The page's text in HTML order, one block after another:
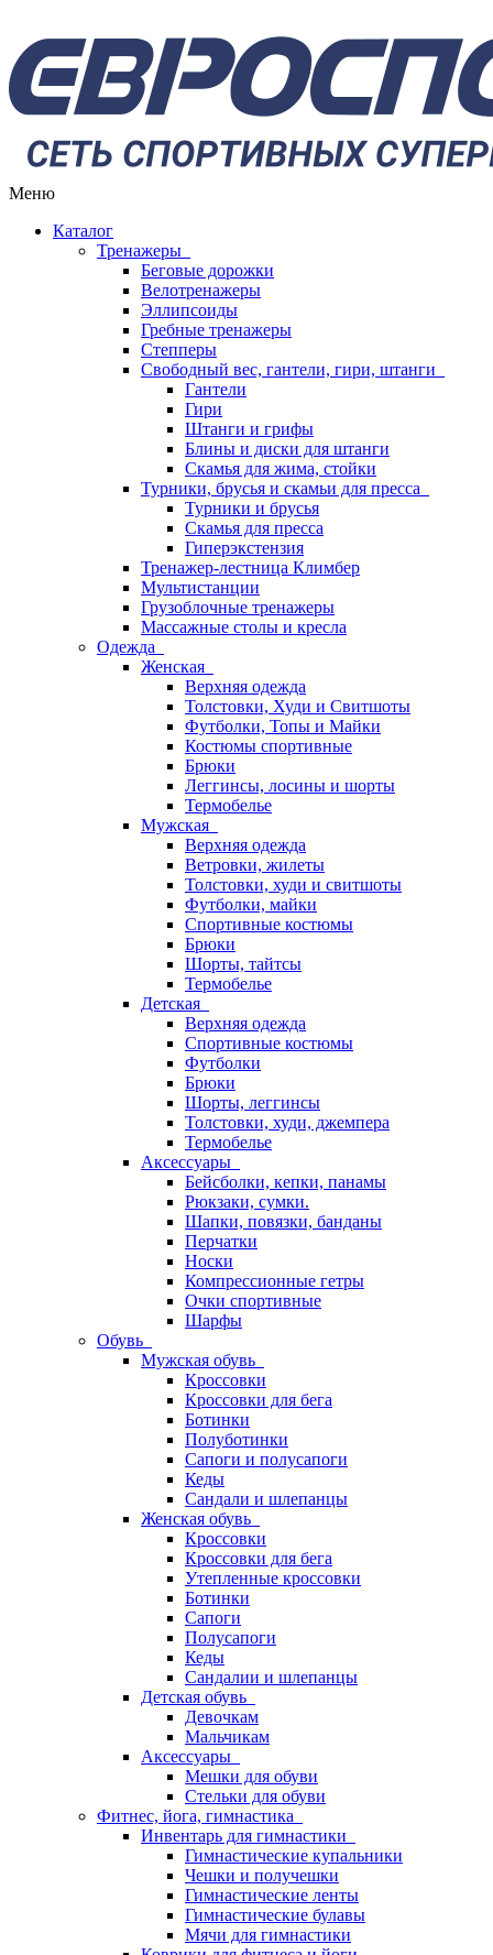
Меню
Каталог
Тренажеры
Беговые дорожки
Велотренажеры
Эллипсоиды
Гребные тренажеры
Степперы
Свободный вес, гантели, гири, штанги
Гантели
Гири
Штанги и грифы
Блины и диски для штанги
Скамья для жима, стойки
Турники, брусья и скамьи для пресса
Турники и брусья
Скамья для пресса
Гиперэкстензия
Тренажер-лестница Климбер
Мультистанции
Грузоблочные тренажеры
Массажные столы и кресла
Одежда
Женская
Верхняя одежда
Толстовки, Худи и Свитшоты
Футболки, Топы и Майки
Костюмы спортивные
Брюки
Леггинсы, лосины и шорты
Термобелье
Мужская
Верхняя одежда
Ветровки, жилеты
Толстовки, худи и свитшоты
Футболки, майки
Спортивные костюмы
Брюки
Шорты, тайтсы
Термобелье
Детская
Верхняя одежда
Спортивные костюмы
Футболки
Брюки
Шорты, леггинсы
Толстовки, худи, джемпера
Термобелье
Аксессуары
Бейсболки, кепки, панамы
Рюкзаки, сумки.
Шапки, повязки, банданы
Перчатки
Носки
Компрессионные гетры
Очки спортивные
Шарфы
Обувь
Мужская обувь
Кроссовки
Кроссовки для бега
Ботинки
Полуботинки
Сапоги и полусапоги
Кеды
Сандали и шлепанцы
Женская обувь
Кроссовки
Кроссовки для бега
Утепленные кроссовки
Ботинки
Сапоги
Полусапоги
Кеды
Сандалии и шлепанцы
Детская обувь
Девочкам
Мальчикам
Аксессуары
Мешки для обуви
Стельки для обуви
Фитнес, йога, гимнастика
Инвентарь для гимнастики
Гимнастические купальники
Чешки и получешки
Гимнастические ленты
Гимнастические булавы
Мячи для гимнастики